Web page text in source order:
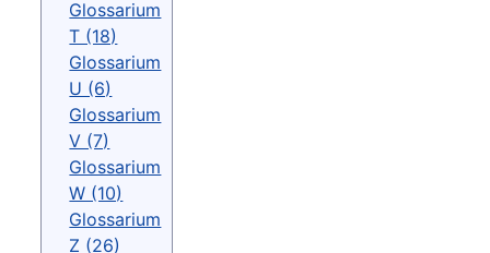
Glossarium
T (18)
Glossarium
U (6)
Glossarium
V (7)
Glossarium
W (10)
Glossarium
Z (26)